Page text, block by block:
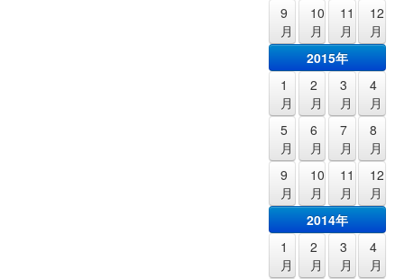
9
月
10
月
11
月
12
月
2015年
1
月
2
月
3
月
4
月
5
月
6
月
7
月
8
月
9
月
10
月
11
月
12
月
2014年
1
月
2
月
3
月
4
月